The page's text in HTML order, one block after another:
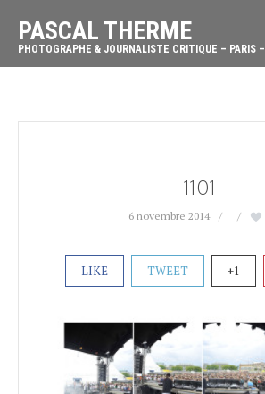
PASCAL THERME
PHOTOGRAPHE & JOURNALISTE CRITIQUE – PARIS –
1101
6 novembre 2014
LIKE TWEET +1